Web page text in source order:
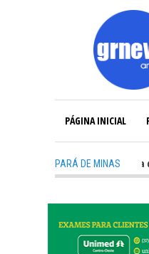
PÁGINA INICIAL
PARÁ DE MINAS
TV: Política precisa de